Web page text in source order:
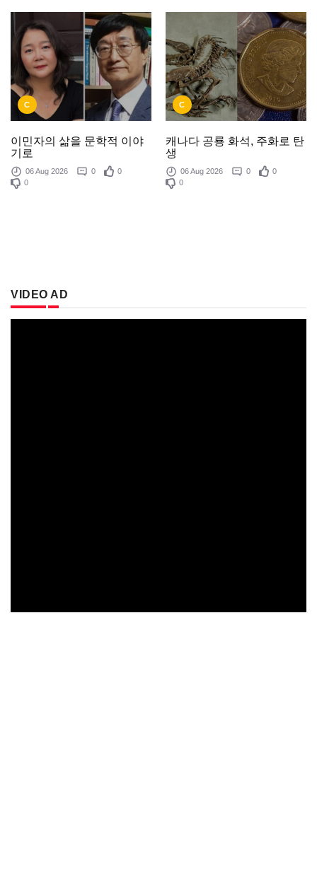
C
이민자의 삶을 문학적 이야
기로
06 Aug 2026 0
0
0
C
캐나다 공룡 화석, 주화로 탄
생
06 Aug 2026 0
0
0
VIDEO AD